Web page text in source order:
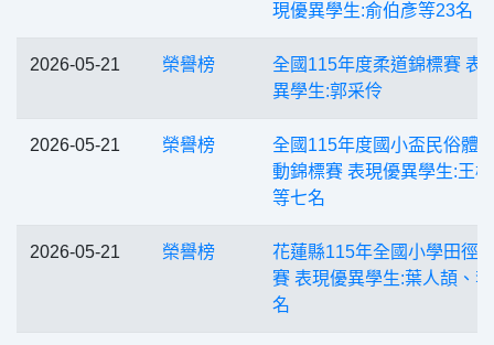
現優異學生:俞伯彥等23名
2026-05-21 榮譽榜
全國115年度柔道錦標賽 表
異學生:郭采伶
2026-05-21 榮譽榜
全國115年度國小盃民俗體
動錦標賽 表現優異學生:王
等七名
2026-05-21 榮譽榜
花蓮縣115年全國小學田徑
賽 表現優異學生:葉人頡、
名